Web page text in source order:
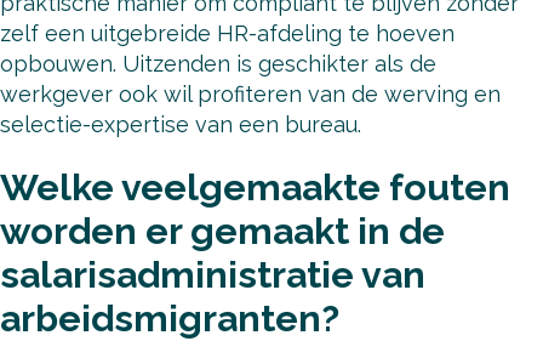
zelf een uitgebreide HR-afdeling te hoeven
opbouwen. Uitzenden is geschikter als de
werkgever ook wil profiteren van de werving en
selectie-expertise van een bureau.
Welke veelgemaakte fouten
worden er gemaakt in de
salarisadministratie van
arbeidsmigranten?